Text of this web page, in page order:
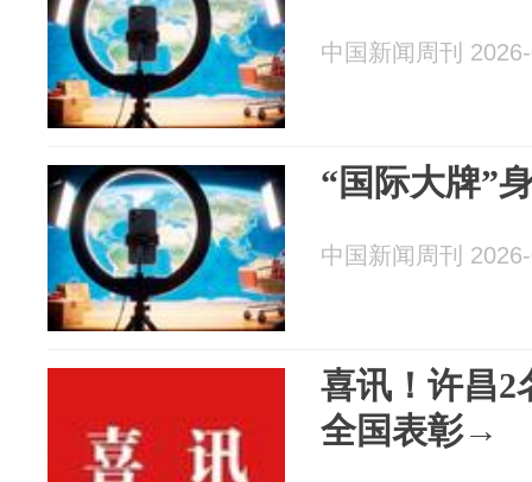
中国新闻周刊
“国际大牌”
中国新闻周刊
喜讯！许昌2
全国表彰→